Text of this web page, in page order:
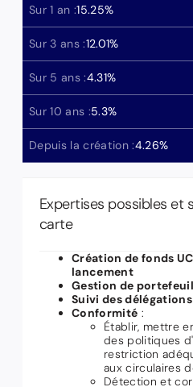
Sur 1 an :15.25%
Sur 3 ans :12.01%
Sur 5 ans :4.31%
Sur 10 ans :5.3%
Depuis la création :4.26%
Expertises possibles et
carte
Création de fonds
lancement
Gestion de
Suivi des délégations
Conformité :
Établir, mettre
des politiques
restriction
aux circulaires
Détection et